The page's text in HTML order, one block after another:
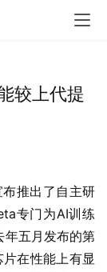
较上代提
推出了自主研
专门为AI训练
年五月发布的第
在性能上有显